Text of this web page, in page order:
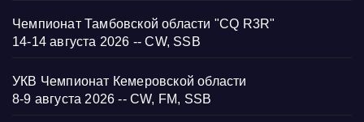
Чемпионат Тамбовской области "CQ R3R"
14-14 августа 2026 -- CW, SSB
УКВ Чемпионат Кемеровской области
8-9 августа 2026 -- CW, FM, SSB